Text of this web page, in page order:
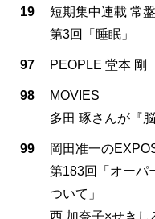
19
短期集中連載 常
第3回「睡眠」
97 PEOPLE 堂本 剛
98
MOVIES
多田 琢さんが『
99
岡田准一の
第183回「オーパ
ついて」
西 加奈子×せきし